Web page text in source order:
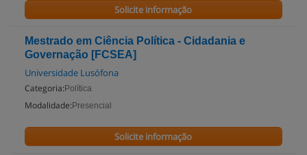
Solicite informação
Mestrado em Ciência Política - Cidadania e
Governação [FCSEA]
Universidade Lusófona
Categoria: Política
Modalidade: Presencial
Solicite informação